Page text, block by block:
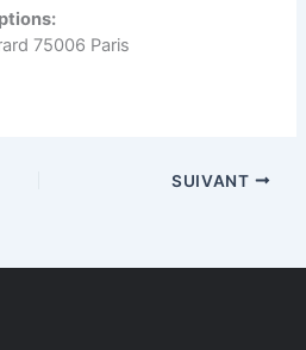
75006 Paris
SUIVANT